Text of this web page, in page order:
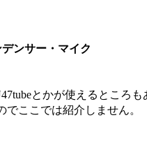
ンサー・マイク
とかが使えるところ
ここでは紹介しません。